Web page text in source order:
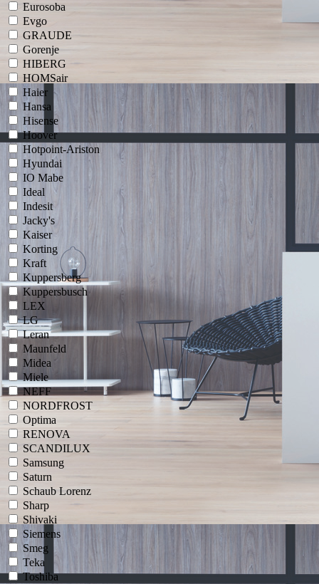
Eurosoba
Evgo
GRAUDE
Gorenje
HIBERG
HOMSair
Haier
Hansa
Hisense
Hoover
Hotpoint-Ariston
Hyundai
IO Mabe
Ideal
Indesit
Jacky's
Kaiser
Korting
Kraft
Kuppersberg
Kuppersbusch
LEX
LG
Leran
Maunfeld
Midea
Miele
NEFF
NORDFROST
Optima
RENOVA
SCANDILUX
Samsung
Saturn
Schaub Lorenz
Sharp
Shivaki
Siemens
Smeg
Teka
Toshiba